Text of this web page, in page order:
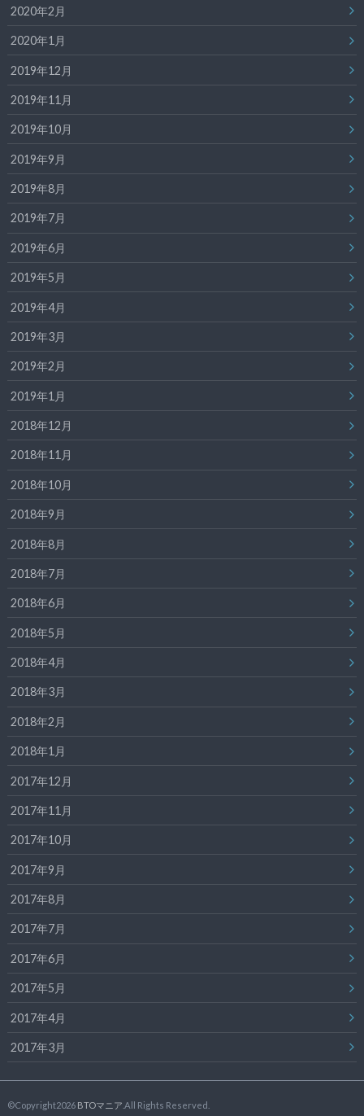
2020年2月
2020年1月
2019年12月
2019年11月
2019年10月
2019年9月
2019年8月
2019年7月
2019年6月
2019年5月
2019年4月
2019年3月
2019年2月
2019年1月
2018年12月
2018年11月
2018年10月
2018年9月
2018年8月
2018年7月
2018年6月
2018年5月
2018年4月
2018年3月
2018年2月
2018年1月
2017年12月
2017年11月
2017年10月
2017年9月
2017年8月
2017年7月
2017年6月
2017年5月
2017年4月
2017年3月
©Copyright2026 BTOマニア .All Rights Reserved.